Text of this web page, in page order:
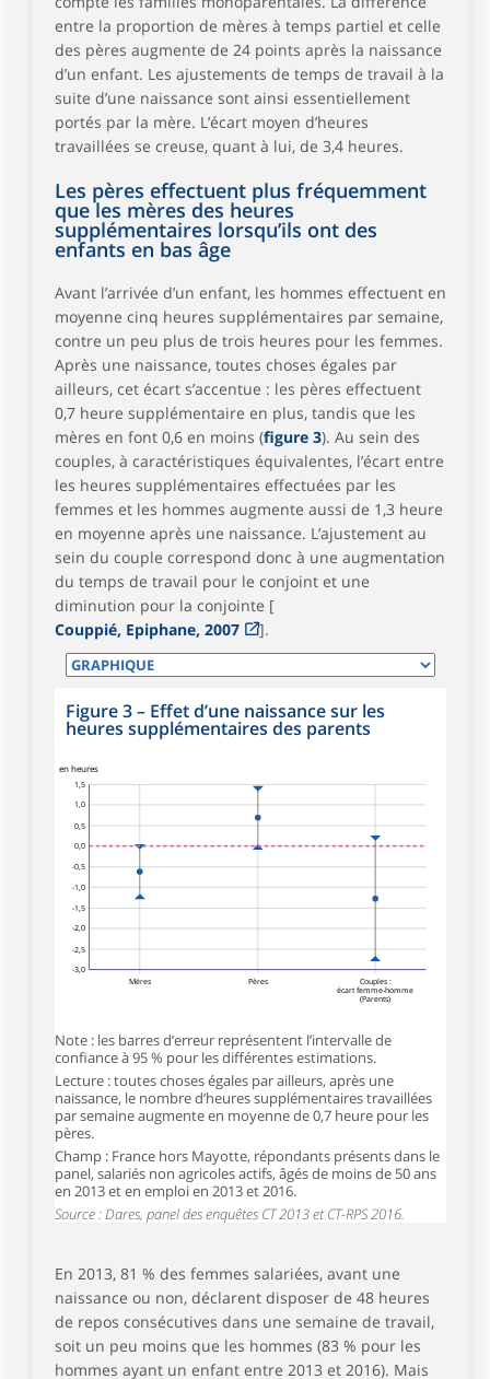
entre la proportion de mères à temps partiel et celle
des pères augmente de 24 points après la naissance
d’un enfant. Les ajustements de temps de travail à la
suite d’une naissance sont ainsi essentiellement
portés par la mère. L’écart moyen d’heures
travaillées se creuse, quant à lui, de 3,4 heures.
Les pères effectuent plus fréquemment
que les mères des heures
supplémentaires lorsqu’ils ont des
enfants en bas âge
Avant l’arrivée d’un enfant, les hommes effectuent en
moyenne cinq heures supplémentaires par semaine,
contre un peu plus de trois heures pour les femmes.
Après une naissance, toutes choses égales par
ailleurs, cet écart s’accentue : les pères effectuent
0,7 heure supplémentaire en plus, tandis que les
mères en font 0,6 en moins (figure 3). Au sein des
couples, à caractéristiques équivalentes, l’écart entre
les heures supplémentaires effectuées par les
femmes et les hommes augmente aussi de 1,3 heure
en moyenne après une naissance. L’ajustement au
sein du couple correspond donc à une augmentation
du temps de travail pour le conjoint et une
diminution pour la conjointe [
Couppié, Epiphane, 2007
].
Figure 3 – Effet d’une naissance sur les
heures supplémentaires des parents
-3,0
-2,5
-2,0
-1,5
-1,0
-0,5
0,0
0,5
1,0
1,5
en heures
Mères Pères
Couples :
écart femme‑homme
(Parents)
Note : les barres d’erreur représentent l’intervalle de
confiance à 95 % pour les différentes estimations.
Lecture : toutes choses égales par ailleurs, après une
naissance, le nombre d’heures supplémentaires travaillées
par semaine augmente en moyenne de 0,7 heure pour les
pères.
Champ : France hors Mayotte, répondants présents dans le
panel, salariés non agricoles actifs, âgés de moins de 50 ans
en 2013 et en emploi en 2013 et 2016.
Source : Dares, panel des enquêtes CT 2013 et CT-RPS 2016.
En 2013, 81 % des femmes salariées, avant une
naissance ou non, déclarent disposer de 48 heures
de repos consécutives dans une semaine de travail,
soit un peu moins que les hommes (83 % pour les
hommes ayant un enfant entre 2013 et 2016). Mais